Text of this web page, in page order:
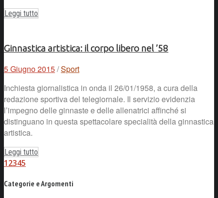
Leggi tutto
Ginnastica artistica: il corpo libero nel ’58
5 Giugno 2015/Sport
Inchiesta giornalistica in onda il 26/01/1958, a cura della
redazione sportiva del telegiornale. Il servizio evidenzia
l’impegno delle ginnaste e delle allenatrici affinché si
distinguano in questa spettacolare specialità della ginnastica
artistica.
Leggi tutto
12345
Categorie e Argomenti